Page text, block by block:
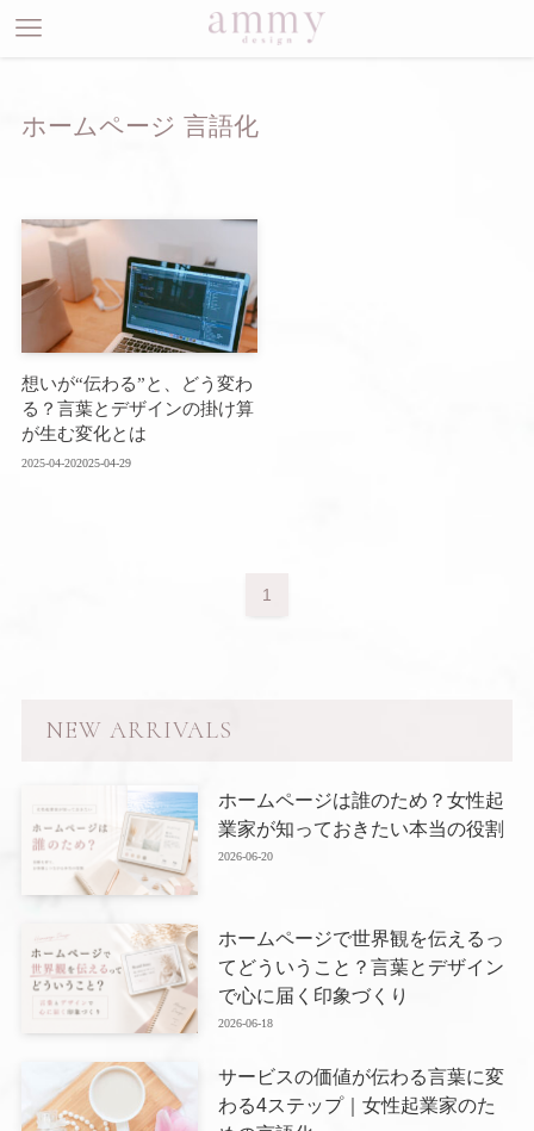
ホームページ 言語化
想いが“伝わる”と、どう変わ
る？言葉とデザインの掛け算
が生む変化とは
2025-04-202025-04-29
1
NEW ARRIVALS
ホームページは誰のため？女性起
業家が知っておきたい本当の役割
2026-06-20
ホームページで世界観を伝えるっ
てどういうこと？言葉とデザイン
で心に届く印象づくり
2026-06-18
サービスの価値が伝わる言葉に変
わる4ステップ｜女性起業家のた